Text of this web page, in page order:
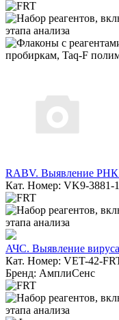
RABV. Выявление РНК
Кат. Номер: VK9-3881-
АЧС. Выявление
Кат. Номер: VET-42-
Бренд: АмплиСенс